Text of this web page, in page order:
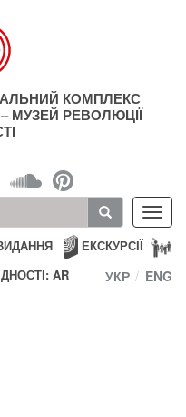
КОМПЛЕКС
МУЗЕЙ РЕВОЛЮЦІЇ
ЕКСКУРСІЇ
AR
УКР ENG